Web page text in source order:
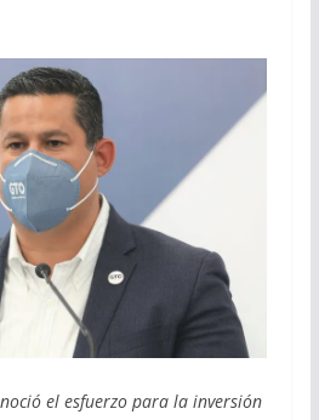
el esfuerzo para la inversión